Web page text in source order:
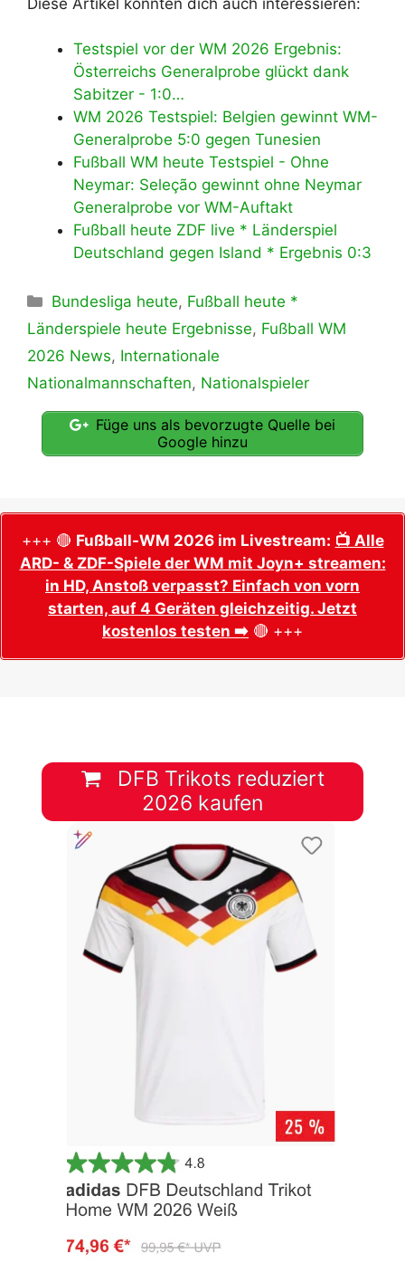
Testspiel vor der WM 2026 Ergebnis:
Österreichs Generalprobe glückt dank
Sabitzer - 1:0…
WM 2026 Testspiel: Belgien gewinnt WM-
Generalprobe 5:0 gegen Tunesien
Fußball WM heute Testspiel - Ohne
Neymar: Seleção gewinnt ohne Neymar
Generalprobe vor WM-Auftakt
Fußball heute ZDF live * Länderspiel
Deutschland gegen Island * Ergebnis 0:3
Kategorien
Bundesliga heute, Fußball heute *
Länderspiele heute Ergebnisse, Fußball WM
2026 News, Internationale
Nationalmannschaften, Nationalspieler
Füge uns als bevorzugte Quelle bei
Google hinzu
+++ 🔴 Fußball-WM 2026 im Livestream: 📺 Alle
ARD- & ZDF-Spiele der WM mit Joyn+ streamen:
in HD, Anstoß verpasst? Einfach von vorn
starten, auf 4 Geräten gleichzeitig. Jetzt
kostenlos testen ➡️ 🔴 +++
DFB Trikots reduziert
2026 kaufen